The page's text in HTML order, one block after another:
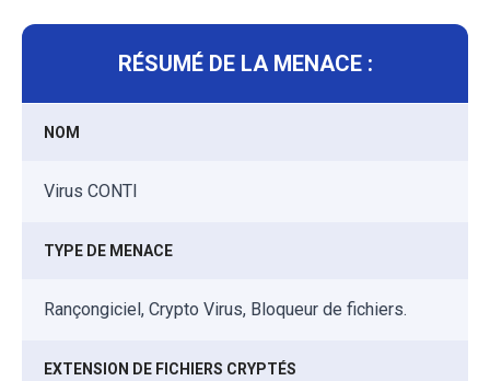
RÉSUMÉ DE LA MENACE :
NOM
Virus CONTI
TYPE DE MENACE
Rançongiciel, Crypto Virus, Bloqueur de fichiers.
EXTENSION DE FICHIERS CRYPTÉS